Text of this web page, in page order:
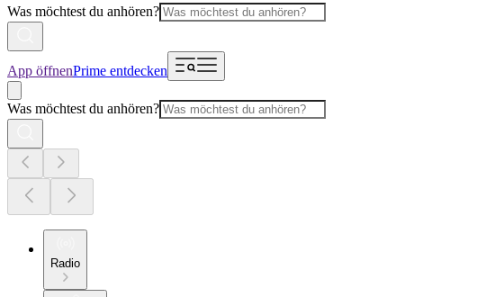
Was möchtest du anhören?
App öffnenPrime entdecken
Was möchtest du anhören?
Radio